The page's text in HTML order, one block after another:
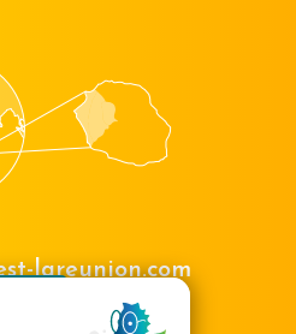
Masquer le
lareunion.com
62 42 31 31